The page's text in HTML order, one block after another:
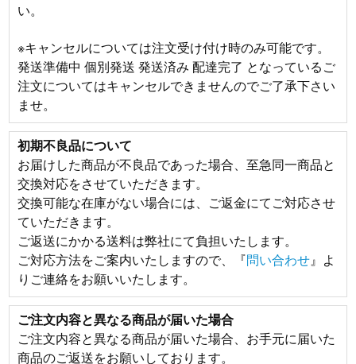
い。
※キャンセルについては注文受け付け時のみ可能です。
発送準備中 個別発送 発送済み 配達完了 となっているご
注文についてはキャンセルできませんのでご了承下さい
ませ。
初期不良品について
お届けした商品が不良品であった場合、至急同一商品と
交換対応をさせていただきます。
交換可能な在庫がない場合には、ご返金にてご対応させ
ていただきます。
ご返送にかかる送料は弊社にて負担いたします。
ご対応方法をご案内いたしますので、『問い合わせ』よ
りご連絡をお願いいたします。
ご注文内容と異なる商品が届いた場合
ご注文内容と異なる商品が届いた場合、お手元に届いた
商品のご返送をお願いしております。